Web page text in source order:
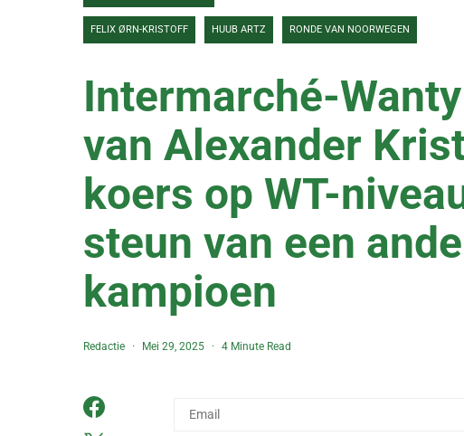
FELIX ØRN-KRISTOFF HUUB ARTZ RONDE VAN NOORWEGEN
Intermarché-
van Alexander
koers op WT-
steun van een
kampioen
Redactie Mei 29, 2025 4 Minute Read